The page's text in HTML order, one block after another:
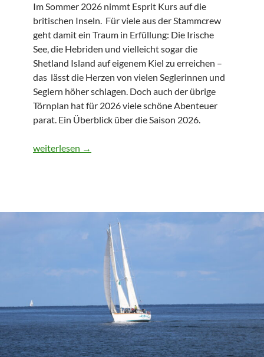
Im Sommer 2026 nimmt Esprit Kurs auf die
britischen Inseln. Für viele aus der Stammcrew
geht damit ein Traum in Erfüllung: Die Irische
See, die Hebriden und vielleicht sogar die
Shetland Island auf eigenem Kiel zu erreichen –
das lässt die Herzen von vielen Seglerinnen und
Seglern höher schlagen. Doch auch der übrige
Törnplan hat für 2026 viele schöne Abenteuer
parat. Ein Überblick über die Saison 2026.
2026: Kurs Schottland und ganz viel Meer
weiterlesen →